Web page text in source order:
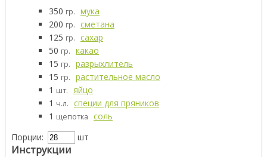
350 гр. мука
200 гр. сметана
125 гр. сахар
50 гр. какао
15 гр. разрыхлитель
15 гр. растительное масло
1 шт. яйцо
1 ч.л. специи для пряников
1 щепотка соль
Порции:
шт
Инструкции